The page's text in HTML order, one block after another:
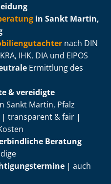
in Sankt Martin,
nach DIN
IHK, DIA und EIPOS
Ermittlung des
& vereidigte
Sankt Martin, Pfalz
| transparent & fair |
Beratung
| auch